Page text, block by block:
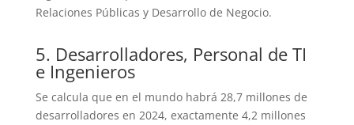
Relaciones Públicas y Desarrollo de Negocio.
5. Desarrolladores, Personal de TI
e Ingenieros
Se calcula que en el mundo habrá 28,7 millones de
desarrolladores en 2024, exactamente 4,2 millones